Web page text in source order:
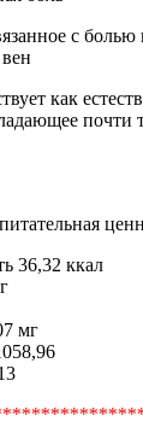
с
как
почти
36,32 ккал
мг